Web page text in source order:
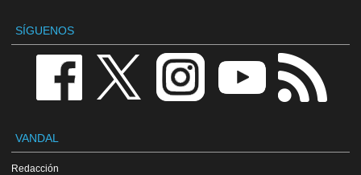
SÍGUENOS
VANDAL
Redacción